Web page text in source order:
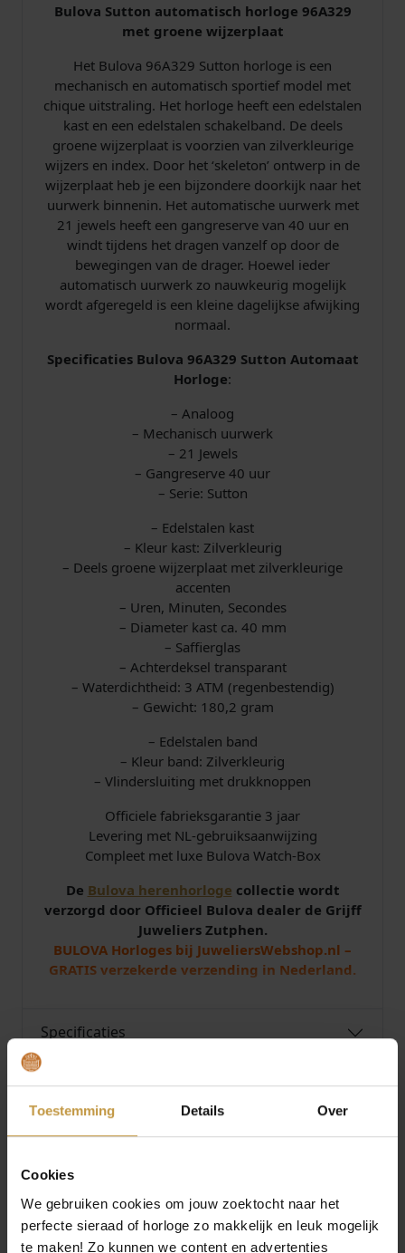
Toestemming Details Over
Cookies
We gebruiken cookies om jouw zoektocht naar het
perfecte sieraad of horloge zo makkelijk en leuk mogelijk
te maken! Zo kunnen we content en advertenties
r
e
h
o
r
l
o
g
e
9
6
A
3
2
9
n
l
Bulova Sutton automatisch horloge 96A329
met groene wijzerplaat
Het Bulova 96A329 Sutton horloge is een
mechanisch en automatisch sportief model met
chique uitstraling. Het horloge heeft een edelstalen
kast en een edelstalen schakelband. De deels
groene wijzerplaat is voorzien van zilverkleurige
wijzers en index. Door het ‘skeleton’ ontwerp in de
wijzerplaat heb je een bijzondere doorkijk naar het
uurwerk binnenin. Het automatische uurwerk met
21 jewels heeft een gangreserve van 40 uur en
windt tijdens het dragen vanzelf op door de
bewegingen van de drager. Hoewel ieder
automatisch uurwerk zo nauwkeurig mogelijk
wordt afgeregeld is een kleine dagelijkse afwijking
normaal.
Specificaties Bulova 96A329 Sutton Automaat
Horloge:
– Analoog
– Mechanisch uurwerk
– 21 Jewels
– Gangreserve 40 uur
– Serie: Sutton
– Edelstalen kast
– Kleur kast: Zilverkleurig
– Deels groene wijzerplaat met zilverkleurige
accenten
– Uren, Minuten, Secondes
– Diameter kast ca. 40 mm
– Saffierglas
– Achterdeksel transparant
– Waterdichtheid: 3 ATM (regenbestendig)
– Gewicht: 180,2 gram
– Edelstalen band
– Kleur band: Zilverkleurig
– Vlindersluiting met drukknoppen
Officiele fabrieksgarantie 3 jaar
Levering met NL-gebruiksaanwijzing
Compleet met luxe Bulova Watch-Box
De Bulova herenhorloge collectie wordt
verzorgd door Officieel Bulova dealer de Grijff
Juweliers Zutphen.
BULOVA Horloges bij JuweliersWebshop.nl –
GRATIS verzekerde verzending in Nederland.
Specificaties
Over Bulova Horloges
MEER VAN BULOVA HORLOGES
€449,00 € 449,00